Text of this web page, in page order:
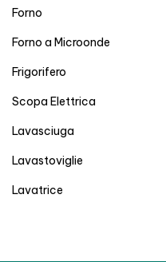
Forno
Forno a Microonde
Frigorifero
Scopa Elettrica
Lavasciuga
Lavastoviglie
Lavatrice